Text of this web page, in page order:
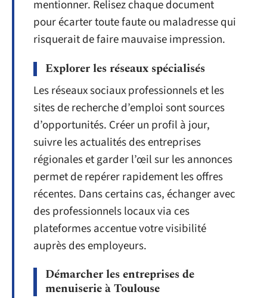
mentionner. Relisez chaque document
pour écarter toute faute ou maladresse qui
risquerait de faire mauvaise impression.
Explorer les réseaux spécialisés
Les réseaux sociaux professionnels et les
sites de recherche d’emploi sont sources
d’opportunités. Créer un profil à jour,
suivre les actualités des entreprises
régionales et garder l’œil sur les annonces
permet de repérer rapidement les offres
récentes. Dans certains cas, échanger avec
des professionnels locaux via ces
plateformes accentue votre visibilité
auprès des employeurs.
Démarcher les entreprises de
menuiserie à Toulouse